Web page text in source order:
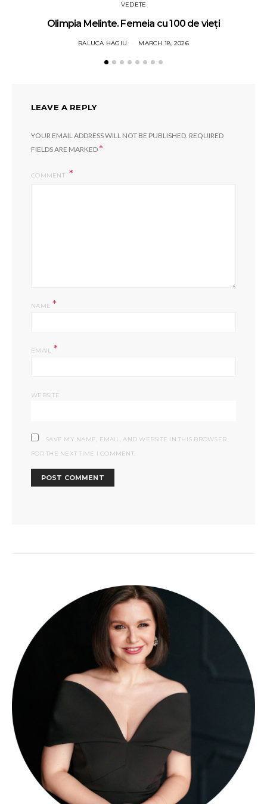
VEDETE
Olimpia Melinte. Femeia cu 100 de vieți
RALUCA HAGIU MARCH 18, 2026
LEAVE A REPLY
YOUR EMAIL ADDRESS WILL NOT BE PUBLISHED. REQUIRED
FIELDS ARE MARKED*
COMMENT
NAME*
EMAIL *
WEBSITE
SAVE MY NAME, EMAIL, AND WEBSITE IN THIS BROWSER
FOR THE NEXT TIME I COMMENT.